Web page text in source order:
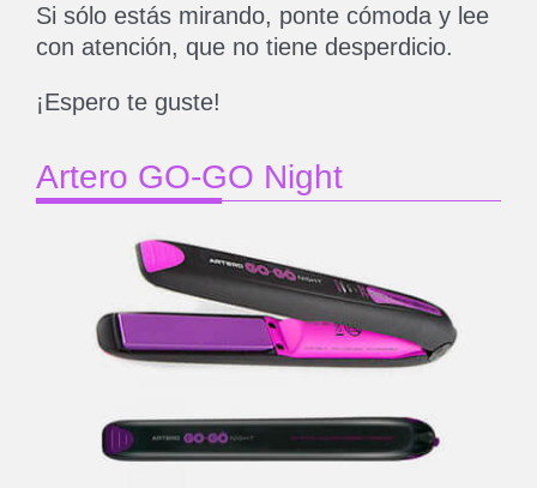
Si sólo estás mirando, ponte cómoda y lee
con atención, que no tiene desperdicio.
¡Espero te guste!
Artero GO-GO Night